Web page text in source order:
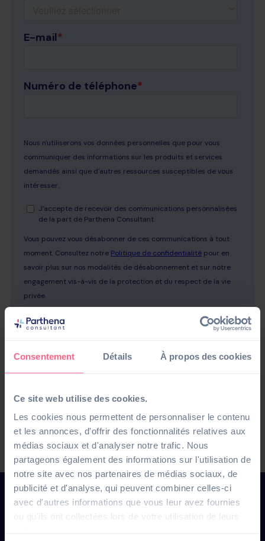
Consentement Détails À propos des cookies
Ce site web utilise des cookies.
Les cookies nous permettent de personnaliser le contenu
et les annonces, d'offrir des fonctionnalités relatives aux
médias sociaux et d'analyser notre trafic. Nous
partageons également des informations sur l'utilisation de
notre site avec nos partenaires de médias sociaux, de
publicité et d'analyse, qui peuvent combiner celles-ci
avec d'autres informations que vous leur avez fournies
ou qu'ils ont collectées lors de votre utilisation de leurs